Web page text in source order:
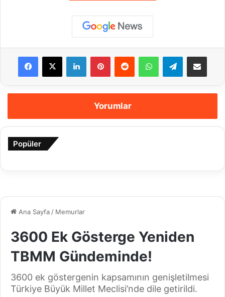
Facebook
X LinkedInPinterestReddit WhatsAppTelegramE-Posta ile
Yorumlar
Popüler